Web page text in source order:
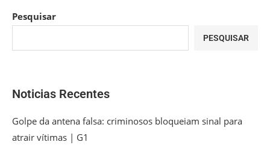
Pesquisar
PESQUISAR
Noticias Recentes
Golpe da antena falsa: criminosos bloqueiam sinal para
atrair vítimas | G1